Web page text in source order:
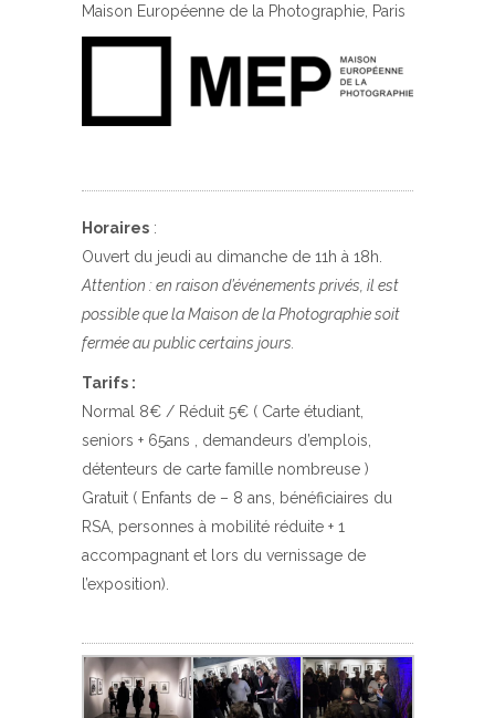
Maison Européenne de la Photographie, Paris
Horaires :
Ouvert du jeudi au dimanche de 11h à 18h.
Attention : en raison d’événements privés, il est
possible que la Maison de la Photographie soit
fermée au public certains jours.
Tarifs :
Normal 8€ / Réduit 5€ ( Carte étudiant,
seniors + 65ans , demandeurs d’emplois,
détenteurs de carte famille nombreuse )
Gratuit ( Enfants de – 8 ans, bénéficiaires du
RSA, personnes à mobilité réduite + 1
accompagnant et lors du vernissage de
l’exposition).